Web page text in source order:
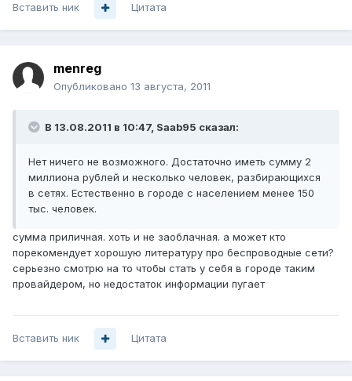
Вставить ник Цитата
menreg
Опубликовано 13 августа, 2011
В 13.08.2011 в 10:47, Saab95 сказал:
Нет ничего не возможного. Достаточно иметь сумму 2
миллиона рублей и несколько человек, разбирающихся
в сетях. Естественно в городе с населением менее 150
тыс. человек.
сумма приличная. хоть и не заоблачная. а может кто
порекомендует хорошую литературу про беспроводные сети?
серьезно смотрю на то чтобы стать у себя в городе таким
провайдером, но недостаток информации пугает
Вставить ник Цитата